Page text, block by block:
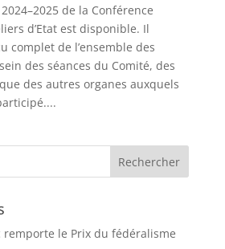
de la Conférence
d’Etat est disponible. Il
complet de l’ensemble des
des séances du Comité, des
des autres organes auxquels
remporte le Prix du fédéralisme